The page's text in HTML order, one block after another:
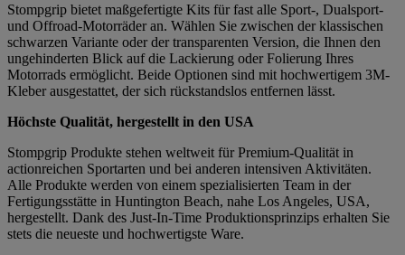
Stompgrip bietet maßgefertigte Kits für fast alle Sport-, Dualsport-
und Offroad-Motorräder an. Wählen Sie zwischen der klassischen
schwarzen Variante oder der transparenten Version, die Ihnen den
ungehinderten Blick auf die Lackierung oder Folierung Ihres
Motorrads ermöglicht. Beide Optionen sind mit hochwertigem 3M-
Kleber ausgestattet, der sich rückstandslos entfernen lässt.
Höchste Qualität, hergestellt in den USA
Stompgrip Produkte stehen weltweit für Premium-Qualität in
actionreichen Sportarten und bei anderen intensiven Aktivitäten.
Alle Produkte werden von einem spezialisierten Team in der
Fertigungsstätte in Huntington Beach, nahe Los Angeles, USA,
hergestellt. Dank des Just-In-Time Produktionsprinzips erhalten Sie
stets die neueste und hochwertigste Ware.